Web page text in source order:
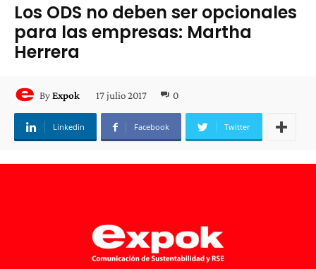
Los ODS no deben ser opcionales
para las empresas: Martha
Herrera
ByExpok 17 julio 2017 0
Linkedin Facebook Twitter